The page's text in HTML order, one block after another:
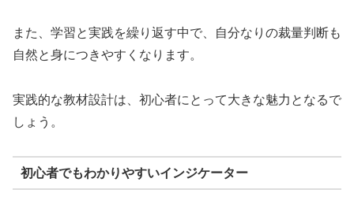
また、学習と実践を繰り返す中で、自分なりの裁量判断も
自然と身につきやすくなります。
実践的な教材設計は、初心者にとって大きな魅力となるで
しょう。
初心者でもわかりやすいインジケーター